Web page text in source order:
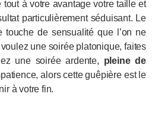
à votre avantage votre taille et
particulièrement séduisant. Le
de sensualité que l’on ne
une soirée platonique, faites
une soirée ardente, pleine de
alors cette guêpière est le
à votre fin.